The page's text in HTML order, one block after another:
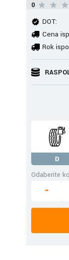
0
DOT:
Cena
Rok
D
Odaberite
-